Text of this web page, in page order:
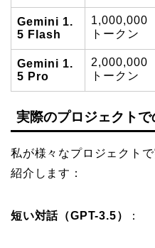
Gemini 1.
5 Flash
1,000,000
トークン
Gemini 1.
5 Pro
2,000,000
トークン
実際のプロジェクト
私が様々なプロジェクト
紹介します：
短い対話（GPT-3.5） ：